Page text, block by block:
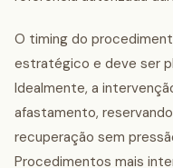
O timing do
estratégico e deve ser
Idealmente, a
afastamento,
recuperação sem
Procedimentos mais